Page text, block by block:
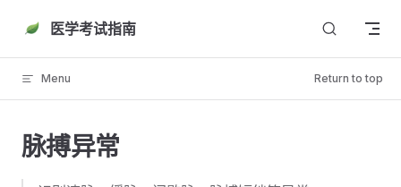
Skip to content
医学考试指南
Menu Return to top
脉搏异常